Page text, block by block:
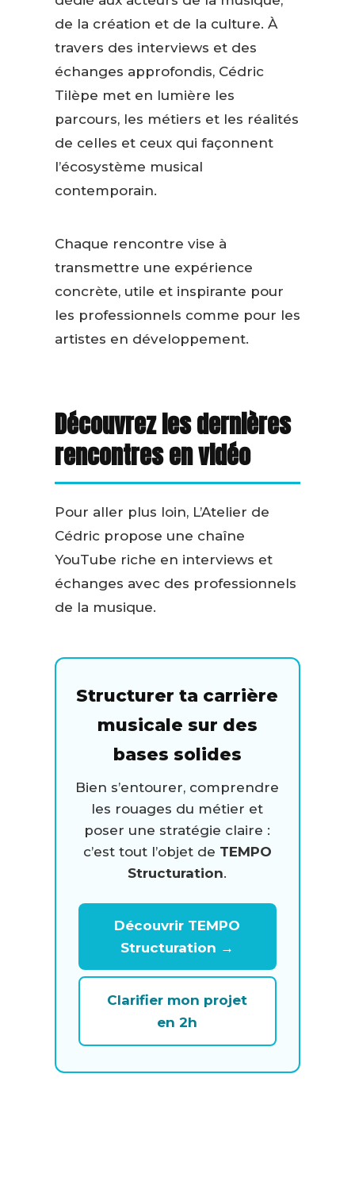
de la création et de la culture. À
travers des interviews et des
échanges approfondis, Cédric
Tilèpe met en lumière les
parcours, les métiers et les réalités
de celles et ceux qui façonnent
l’écosystème musical
contemporain.
Chaque rencontre vise à
transmettre une expérience
concrète, utile et inspirante pour
les professionnels comme pour les
artistes en développement.
Découvrez les dernières
rencontres en vidéo
Pour aller plus loin, L’Atelier de
Cédric propose une chaîne
YouTube riche en interviews et
échanges avec des professionnels
de la musique.
Structurer ta carrière
musicale sur des
bases solides
Bien s’entourer, comprendre
les rouages du métier et
poser une stratégie claire :
c’est tout l’objet de TEMPO
Structuration.
Découvrir TEMPO
Structuration →
Clarifier mon projet
en 2h